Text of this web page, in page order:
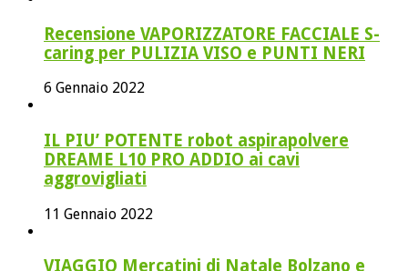
Recensione VAPORIZZATORE FACCIALE S-
caring per PULIZIA VISO e PUNTI NERI
6 Gennaio 2022
IL PIU’ POTENTE robot aspirapolvere
DREAME L10 PRO ADDIO ai cavi
aggrovigliati
11 Gennaio 2022
VIAGGIO Mercatini di Natale Bolzano e